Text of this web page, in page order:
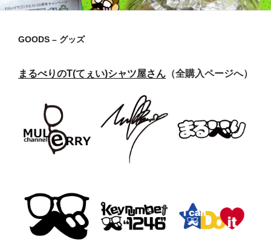
GOODS – グッズ
まるべりのT(てぇい)シャツ屋さん （全購入ページへ）